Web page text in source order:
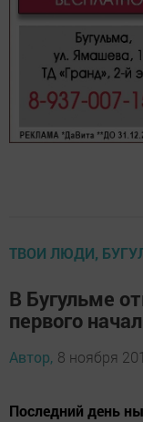
ТВОИ ЛЮДИ,
В Бугульме
первого
Автор, 8 ноября
Последний день